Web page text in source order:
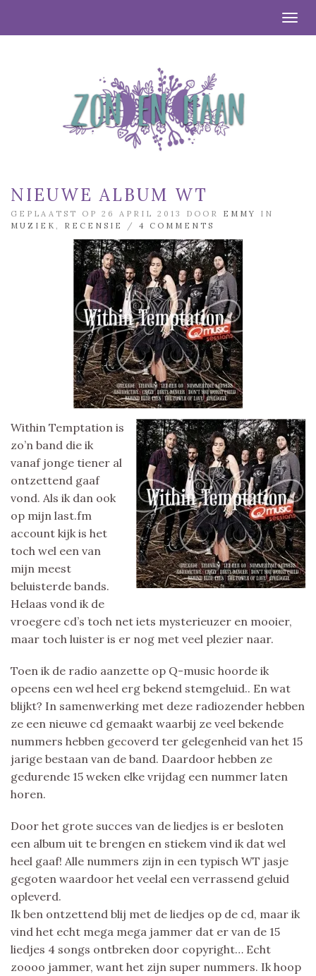
NIEUWE ALBUM WT
GEPLAATST OP 26 APRIL 2013 DOOR EMMY
IN
MUZIEK
RECENSIE / 4 COMMENTS
Within Temptation is
zo’n band die ik
vanaf jonge tiener al
ontzettend gaaf
vond. Als ik dan ook
op mijn last.fm
account kijk is het
toch wel een van
mijn meest
beluisterde bands.
Helaas vond ik de
vroegere cd’s toch net iets mysterieuzer en mooier,
maar toch luister is er nog met veel plezier naar.
Toen ik de radio aanzette op Q-music hoorde ik
opeens een wel heel erg bekend stemgeluid.. En wat
blijkt? In samenwerking met deze radiozender hebben
ze een nieuwe cd gemaakt waarbij ze veel bekende
nummers hebben gecoverd ter gelegenheid van het 15
jarige bestaan van de band. Daardoor hebben ze
gedurende 15 weken elke vrijdag een nummer laten
horen.
Door het grote succes van de liedjes is er besloten
een album uit te brengen en stiekem vind ik dat wel
heel gaaf! Alle nummers zijn in een typisch WT jasje
gegoten waardoor het veelal een verrassend geluid
opleverd.
Ik ben ontzettend blij met de liedjes op de cd, maar ik
vind het echt mega mega jammer dat er van de 15
liedjes 4 songs ontbreken door copyright… Echt
zoooo jammer, want het zijn super nummers. Ik hoop